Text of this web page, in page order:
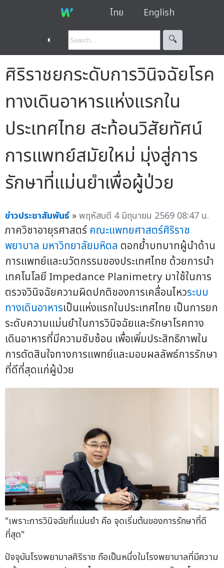
ไทย English
◐ 🔍︎
ศิริราชยกระดับการวินิจฉัยโรค
ทางเดินอาหารแห่งแรกใน
ประเทศไทย สะท้อนวิสัยทัศน์
การแพทย์สมัยใหม่ มุ่งสู่การ
รักษาที่แม่นยำเพื่อผู้ป่วย
ข่าวประชาสัมพันธ์ »พฤหัสบดี 4 มิถุนายน 2569 08:47 น.
ภาควิชาอายุรศาสตร์ คณะแพทยศาสตร์ศิริราช
พยาบาล มหาวิทยาลัยมหิดล ตอกย้ำบทบาทผู้นำด้าน
การแพทย์และนวัตกรรมของประเทศไทย ด้วยการนำ
เทคโนโลยี Impedance Planimetry มาใช้ในการ
ตรวจวินิจฉัยความผิดปกติของการเคลื่อนไหวระบบ
ทางเดินอาหารเป็นแห่งแรกในประเทศไทย เป็นการยก
ระดับความแม่นยำในการวินิจฉัยและรักษาโรคทาง
เดินอาหารที่มีความซับซ้อน เพื่อเพิ่มประสิทธิภาพใน
การตัดสินใจทางการแพทย์และมอบผลลัพธ์การรักษา
ที่ดีที่สุดแก่ผู้ป่วย
"เพราะการวินิจฉัยที่แม่นยำ คือ จุดเริ่มต้นของการรักษาที่ดี
ที่สุด"
ปัจจุบันโรงพยาบาลศิริราช ถือเป็นหนึ่งในโรงพยาบาลที่มีความ